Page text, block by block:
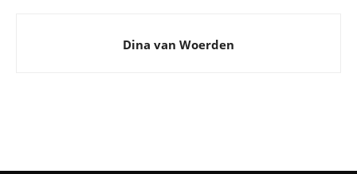
Dina van Woerden